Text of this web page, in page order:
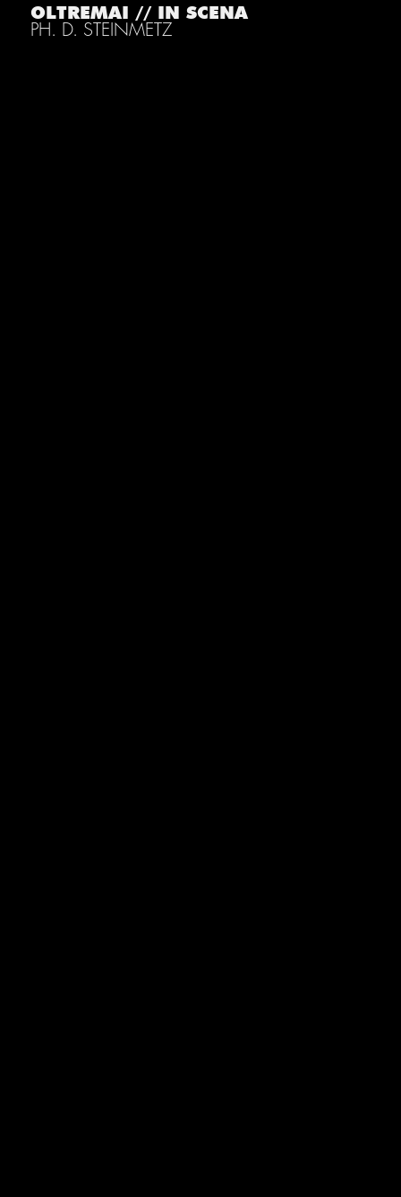
OLTREMAI // IN SCENA
PH. D. STEINMETZ